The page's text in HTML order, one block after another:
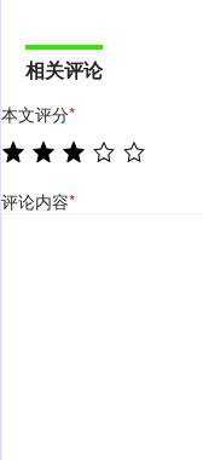
相关评论
本文评分*
评论内容*